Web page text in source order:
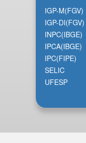
IGP-M(FGV)
IGP-DI(FGV)
INPC(IBGE)
IPCA(IBGE)
IPC(FIPE)
SELIC
UFESP